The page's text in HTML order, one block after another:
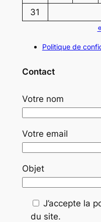
31
Politique de
Contact
Votre nom
Votre email
Objet
J’accepte la
du site.